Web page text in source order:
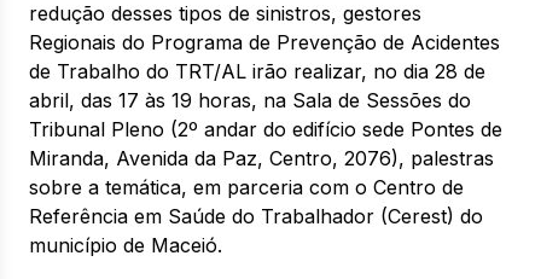
redução desses tipos de sinistros, gestores
Regionais do Programa de Prevenção de Acidentes
de Trabalho do TRT/AL irão realizar, no dia 28 de
abril, das 17 às 19 horas, na Sala de Sessões do
Tribunal Pleno (2º andar do edifício sede Pontes de
Miranda, Avenida da Paz, Centro, 2076), palestras
sobre a temática, em parceria com o Centro de
Referência em Saúde do Trabalhador (Cerest) do
município de Maceió.